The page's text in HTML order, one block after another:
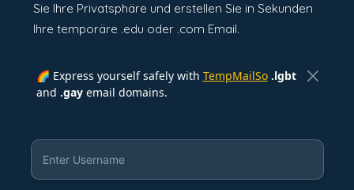
Sie Ihre Privatsphäre und erstellen Sie in Sekunden
Ihre temporäre .edu oder .com Email.
🌈 Express yourself safely with TempMailSo .lgbt
and .gayemail domains.